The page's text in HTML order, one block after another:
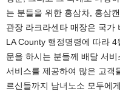
는 분들을 위한 홍삼차, 홍삼
관장 라크라센타 매장은 국가
LA County 행정명령에 따라
문을 하시는 분들께 배달 서
서비스를 제공하여 많은 고객
르신들까지 남녀노소 모두에